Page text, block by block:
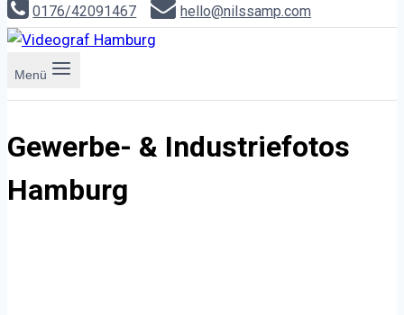
0176/42091467 hello@nilssamp.com
Menü
Gewerbe- & Industriefotos
Hamburg